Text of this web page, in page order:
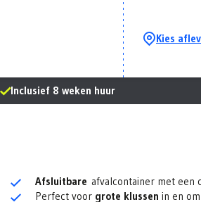
Kies
Inclusief 8 weken huur
Afsluitbare afvalcontainer met een
Perfect voor grote klussen in en